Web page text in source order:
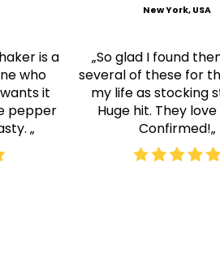
is a
who
it
pepper
„
New York, USA
„So glad I found
several of these for
my life as stocking
Huge hit. They
Confirmed!„
3X
€9,90